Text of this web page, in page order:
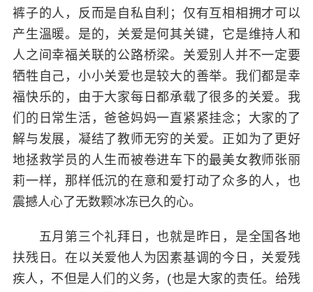
裤子的人，反而是自私自利；仅有互相相拥才可以
产生溫暖。是的，关爱是何其关键，它是维持人和
人之间幸福关联的公路桥梁。关爱别人并不一定要
牺牲自己，小小关爱也是较大的善举。我们都是幸
福快乐的，由于大家每日都承载了很多的关爱。我
们的日常生活，爸爸妈妈一直紧紧挂念；大家的了
解与发展，凝结了教师无穷的关爱。正如为了更好
地拯救学员的人生而被卷进车下的最美女教师张丽
莉一样，那样低沉的在意和爱打动了众多的人，也
震撼人心了无数颗冰冻已久的心。
五月第三个礼拜日，也就是昨日，是全国各地
扶残日。在以关爱他人为因素基调的今日，关爱残
疾人，不但是人们的义务，(也是大家的责任。给残